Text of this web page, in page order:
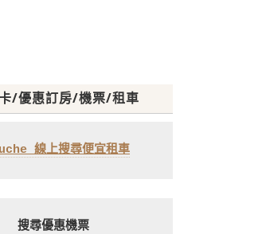
/優惠訂房/機票/租車
線上搜尋便宜租車
搜尋優惠機票